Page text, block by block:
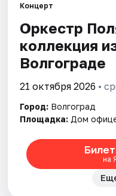
Площадки
Артисты
Рейтинги
Концерт
Оркестр
коллекция
Волгограде
21 октября 2026 •
Город: Волгоград
Площадка: Дом
на